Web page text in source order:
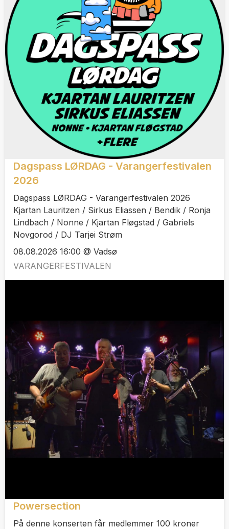
Dagspass LØRDAG - Varangerfestivalen
2026
Dagspass LØRDAG - Varangerfestivalen 2026
Kjartan Lauritzen / Sirkus Eliassen / Bendik / Ronja
Lindbach / Nonne / Kjartan Fløgstad / Gabriels
Novgorod / DJ Tarjei Strøm
08.08.2026 16:00 @ Vadsø
VARANGERFESTIVALEN
Powersection
På denne konserten får medlemmer 100 kroner